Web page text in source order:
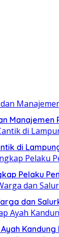
Manajemen
di
Pelaku
dan